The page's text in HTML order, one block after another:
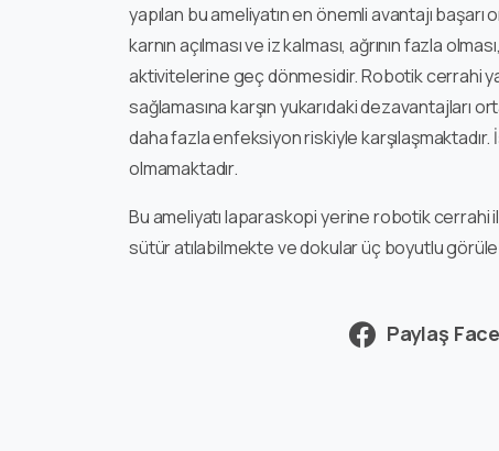
yapılan bu ameliyatın en önemli avantajı başarı
karnın açılması ve iz kalması, ağrının fazla
aktivitelerine geç dönmesidir. Robotik cerrahi ya
sağlamasına karşın yukarıdaki dezavantajları
daha fazla enfeksiyon riskiyle
olmamaktadır.
Bu ameliyatı laparaskopi yerine robotik cerrahi
sütür atılabilmekte ve dokular üç boyutlu
Paylaş